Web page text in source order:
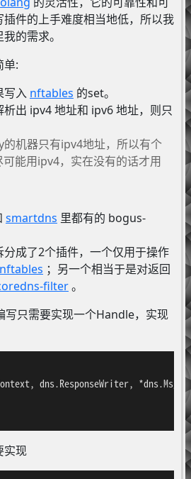
件的上手难度相当地低，所以我
的需求。
单:
写入 nftables 的set。
出 ipv4 地址和 ipv6 地址，则只
机器只有ipv4地址，所以有个
能用ipv4，实在没有的话才用
smartdns 里都有的 bogus-
成了2个插件，一个仅用于操作
；另一个相当于是对返回
filter。
写只需要实现一个Handle，实现
dns.ResponseWriter, *dns.Msg)
实现